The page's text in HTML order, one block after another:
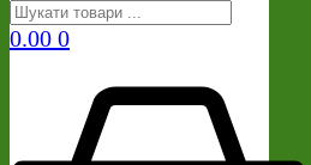
0.00 0